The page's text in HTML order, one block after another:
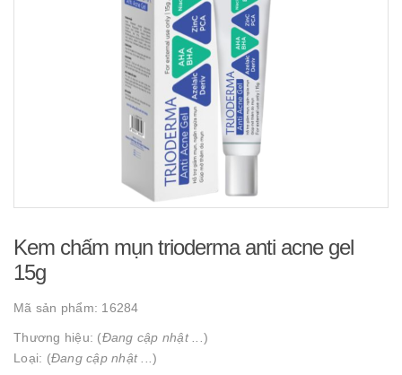
Kem chấm mụn trioderma anti acne gel
15g
Mã sản phẩm: 16284
Thương hiệu: (Đang cập nhật ... )
Loại: (Đang cập nhật ... )